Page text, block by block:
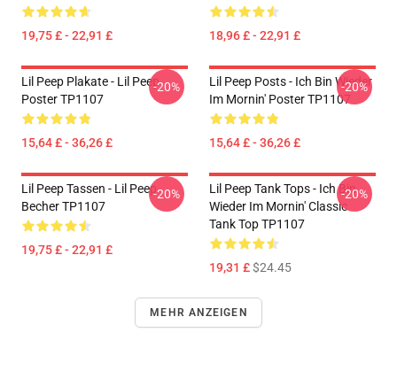
19,75 £ - 22,91 £ 18,96 £ - 22,91 £
Lil Peep Plakate - Lil Peep
Poster TP1107
15,64 £ - 36,26 £
-20%
Lil Peep Posts - Ich Bin Wieder
Im Mornin' Poster TP1107
15,64 £ - 36,26 £
-20%
Lil Peep Tassen - Lil Peep
Becher TP1107
19,75 £ - 22,91 £
-20%
Lil Peep Tank Tops - Ich Bin
Wieder Im Mornin' Classic
Tank Top TP1107
19,31 £$24.45
-20%
MEHR ANZEIGEN